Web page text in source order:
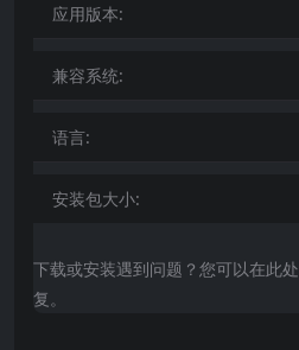
应用版本:
兼容系统:
语言:
安装包大小:
下载或安装遇到问题？您可以在此处
复。